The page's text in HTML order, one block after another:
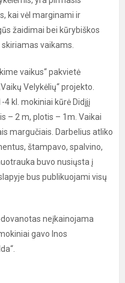
kai vėl marginami ir
žaidimai bei kūrybiškos
vaikams.
vaikus“ pakvietė
Velykėlių“ projekto.
4 kl. mokiniai kūrė Didįjį
– 2 m, plotis – 1m. Vaikai
margučiais. Darbelius atliko
štampavo, spalvino,
buvo nusiųsta į
bus publikuojami visų
neįkainojama
gavo Inos